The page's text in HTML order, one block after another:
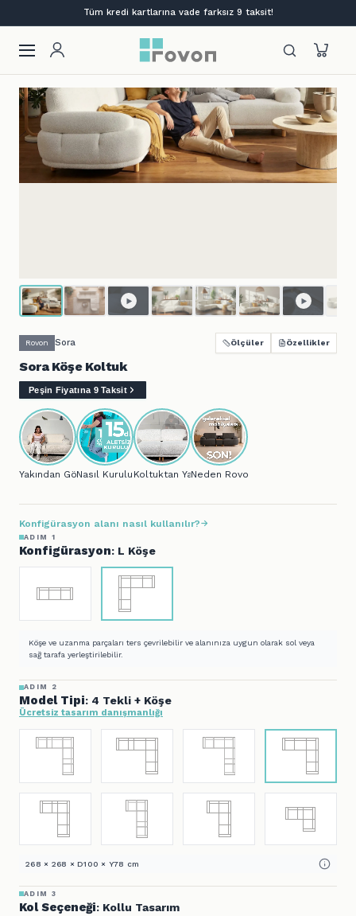
Lansmana özel %12 indirim + ilk siparişe %10
Rovon Sora Ölçüler Özellikler
Sora Köşe Koltuk
Peşin Fiyatına 9 Taksit
Yakından Gör...Nasıl Kurulur?Koltuktan Yatağa..Neden Rovon?
Konfigürasyon alanı nasıl kullanılır?
ADIM 1
Konfigürasyon: L Köşe
Köşe ve uzanma parçaları ters çevrilebilir ve alanınıza uygun olarak sol veya
sağ tarafa yerleştirilebilir.
ADIM 2
Model Tipi: 4 Tekli + Köşe
Ücretsiz tasarım danışmanlığı
268 × 268 × D100 × Y78 cm
ADIM 3
Kol Seçeneği: Kollu Tasarım